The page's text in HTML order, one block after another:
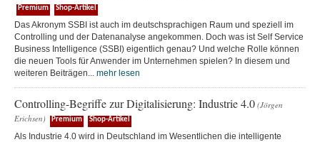
Premium Shop-Artikel
Das Akronym SSBI ist auch im deutschsprachigen Raum und speziell im
Controlling und der Datenanalyse angekommen. Doch was ist Self Service
Business Intelligence (SSBI) eigentlich genau? Und welche Rolle können
die neuen Tools für Anwender im Unternehmen spielen? In diesem und
weiteren Beiträgen... mehr lesen
Controlling-Begriffe zur Digitalisierung: Industrie 4.0 (Jörgen
Erichsen)
Premium Shop-Artikel
Als Industrie 4.0 wird in Deutschland im Wesentlichen die intelligente